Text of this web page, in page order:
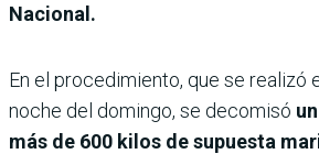
Nacional.
En el procedimiento, que se realizó
noche del domingo, se decomisó
más de 600 kilos de supuesta